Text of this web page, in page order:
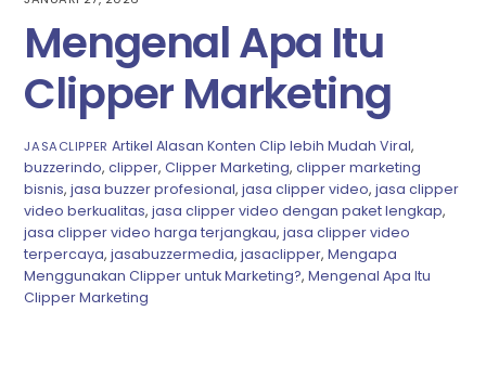
Mengenal Apa Itu
Clipper Marketing
JASACLIPPER Artikel Alasan Konten Clip lebih Mudah Viral,
buzzerindo,clipper,Clipper Marketing,clipper marketing
bisnis,jasa buzzer profesional,jasa clipper video,jasa clipper
video berkualitas,jasa clipper video dengan paket lengkap,
jasa clipper video harga terjangkau,jasa clipper video
terpercaya,jasabuzzermedia,jasaclipper,Mengapa
Menggunakan Clipper untuk Marketing?,Mengenal Apa Itu
Clipper Marketing